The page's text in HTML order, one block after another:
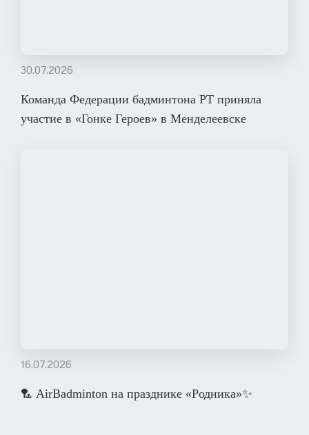
30.07.2026
Команда Федерации бадминтона РТ приняла
участие в «Гонке Героев» в Менделеевске
16.07.2026
🏸 AirBadminton на празднике «Родника»✨